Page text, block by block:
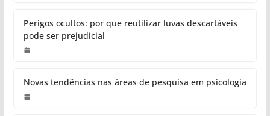
Perigos ocultos: por que reutilizar luvas descartáveis
pode ser prejudicial
Novas tendências nas áreas de pesquisa em psicologia